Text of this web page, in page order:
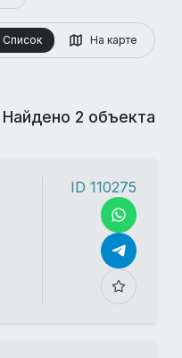
Список На карте
Найдено 2 объекта
ID 110275